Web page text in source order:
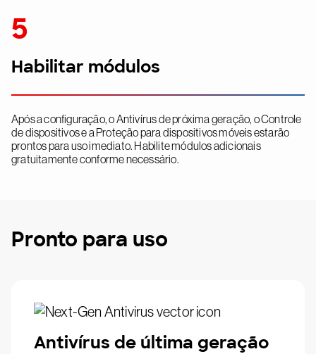
5
Habilitar módulos
Após a configuração, o Antivírus de próxima geração, o Controle
de dispositivos e a Proteção para dispositivos móveis estarão
prontos para uso imediato. Habilite módulos adicionais
gratuitamente conforme necessário.
Pronto para uso
Antivírus de última geração